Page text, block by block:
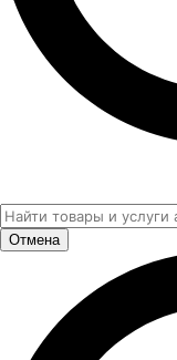
Отмена